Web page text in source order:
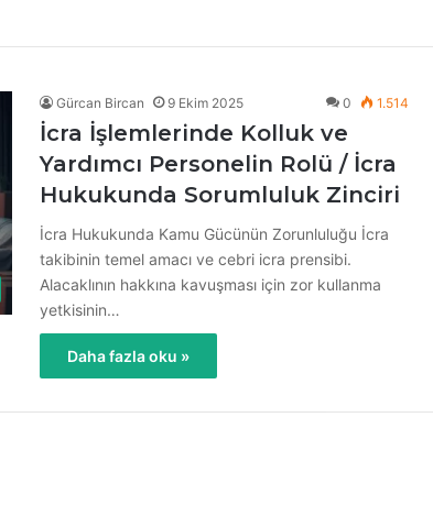
Gürcan Bircan 9 Ekim 2025 0 1.514
İcra İşlemlerinde Kolluk ve
Yardımcı Personelin Rolü / İcra
Hukukunda Sorumluluk Zinciri
İcra Hukukunda Kamu Gücünün Zorunluluğu İcra
takibinin temel amacı ve cebri icra prensibi.
Alacaklının hakkına kavuşması için zor kullanma
yetkisinin…
Daha fazla oku »